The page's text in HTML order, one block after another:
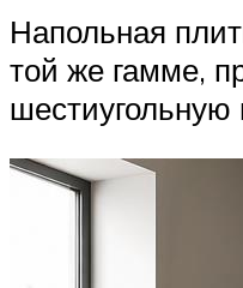
Напольная
той же гамме,
шестиугольную